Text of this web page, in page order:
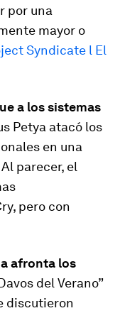
por una
mayor o
Syndicate l El
a los sistemas
Petya atacó los
en una
Al parecer, el
pero con
afronta los
del Verano”
discutieron